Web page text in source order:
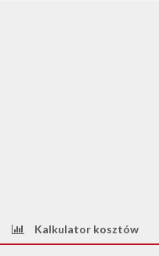
Kalkulator kosztów